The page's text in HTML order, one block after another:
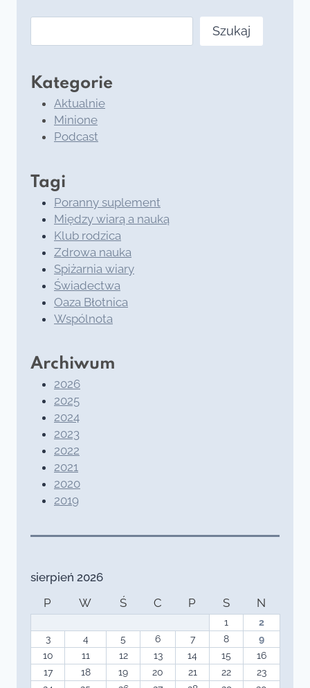
Szukaj
Kategorie
Aktualnie
Minione
Podcast
Tagi
Poranny suplement
Między wiarą a nauką
Klub rodzica
Zdrowa nauka
Spiżarnia wiary
Świadectwa
Oaza Błotnica
Wspólnota
Archiwum
2026
2025
2024
2023
2022
2021
2020
2019
sierpień 2026
P
W Ś C P S N
1
2
3
4 5 6 7 8
9
10
11 12 13 14 15
16
17
18 19 20 21 22
23